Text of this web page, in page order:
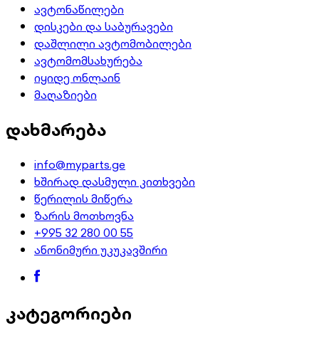
ავტონაწილები
დისკები და საბურავები
დაშლილი ავტომობილები
ავტომომსახურება
იყიდე ონლაინ
მაღაზიები
დახმარება
info@myparts.ge
ხშირად დასმული კითხვები
წერილის მიწერა
ზარის მოთხოვნა
+995 32 280 00 55
ანონიმური უკუკავშირი
კატეგორიები